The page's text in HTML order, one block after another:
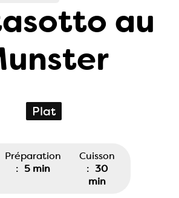
au
Plat
Préparation
: 5 min
Cuisson
: 30
min